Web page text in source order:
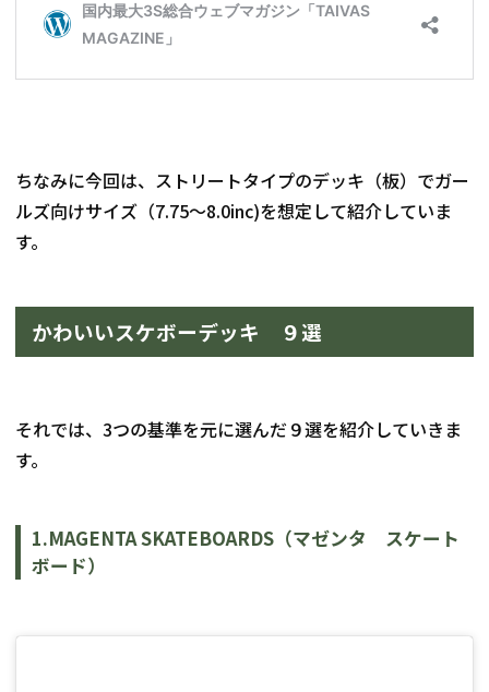
ちなみに今回は、ストリートタイプのデッキ（板）でガー
ルズ向けサイズ（7.75〜8.0inc)を想定して紹介していま
す。
かわいいスケボーデッキ　９選
それでは、3つの基準を元に選んだ９選を紹介していきま
す。
1.MAGENTA SKATEBOARDS（マゼンタ　スケート
ボード）